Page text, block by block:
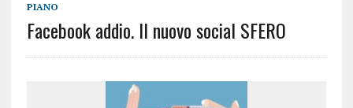
PIANO
Facebook addio. Il nuovo social SFERO